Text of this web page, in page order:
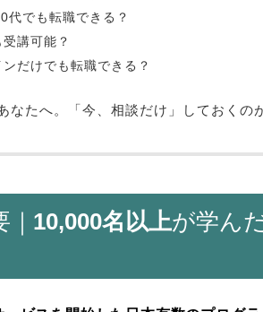
代でも転職できる？
講可能？
だけでも転職できる？
なたへ。「今、相談だけ」しておくの
10,000名以上が学ん